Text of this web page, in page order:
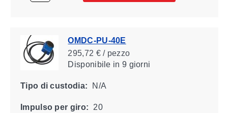
OMDC-PU-40E
295,72 € / pezzo
Disponibile in 9 giorni
Tipo di custodia: N/A
Impulso per giro: 20